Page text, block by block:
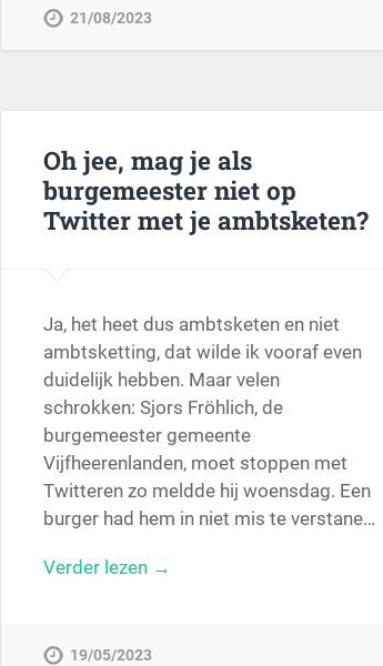
21/08/2023
Oh jee, mag je als
burgemeester niet op
Twitter met je ambtsketen?
Ja, het heet dus ambtsketen en niet
ambtsketting, dat wilde ik vooraf even
duidelijk hebben. Maar velen
schrokken: Sjors Fröhlich, de
burgemeester gemeente
Vijfheerenlanden, moet stoppen met
Twitteren zo meldde hij woensdag. Een
burger had hem in niet mis te verstane…
Verder lezen →
19/05/2023